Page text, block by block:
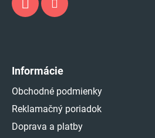
Informácie
Obchodné podmienky
Reklamačný poriadok
Doprava a platby